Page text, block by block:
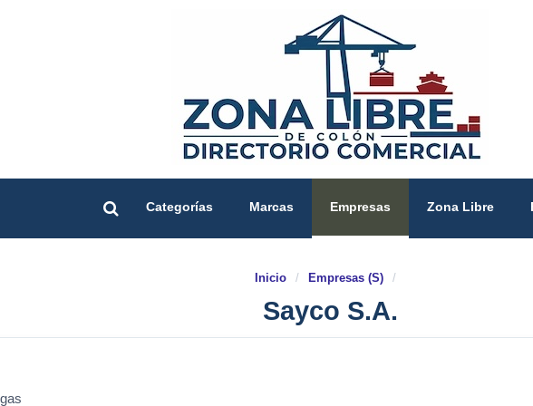
Categorías Marcas Empresas Zona Libre
Inicio / Empresas (S) /
Sayco S.A.